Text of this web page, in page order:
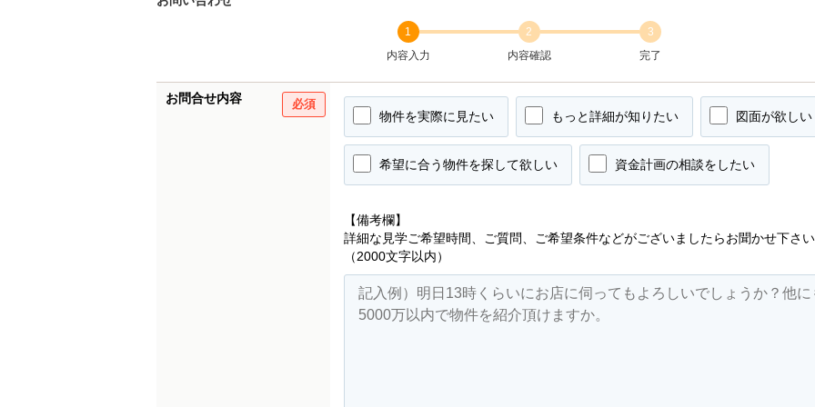
1
内容入力
2
内容確認
3
完了
お問合せ内容 必須
物件を実際に見たい もっと詳細が知りたい 図面が欲しい
希望に合う物件を探して欲しい 資金計画の相談をしたい
【備考欄】
詳細な見学ご希望時間、ご質問、ご希望条件などがございましたらお聞かせ下さ
（2000文字以内）